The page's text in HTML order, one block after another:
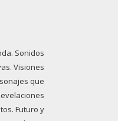
Sonidos
Visiones
que
Futuro y